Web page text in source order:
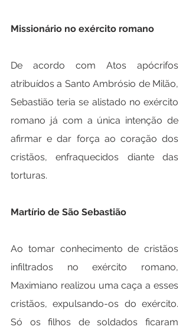
Missionário no exército romano
De acordo com Atos apócrifos
atribuídos a Santo Ambrósio de Milão,
Sebastião teria se alistado no exército
romano já com a única intenção de
afirmar e dar força ao coração dos
cristãos, enfraquecidos diante das
torturas.
Martírio de São Sebastião
Ao tomar conhecimento de cristãos
infiltrados no exército romano,
Maximiano realizou uma caça a esses
cristãos, expulsando-os do exército.
Só os filhos de soldados ficaram